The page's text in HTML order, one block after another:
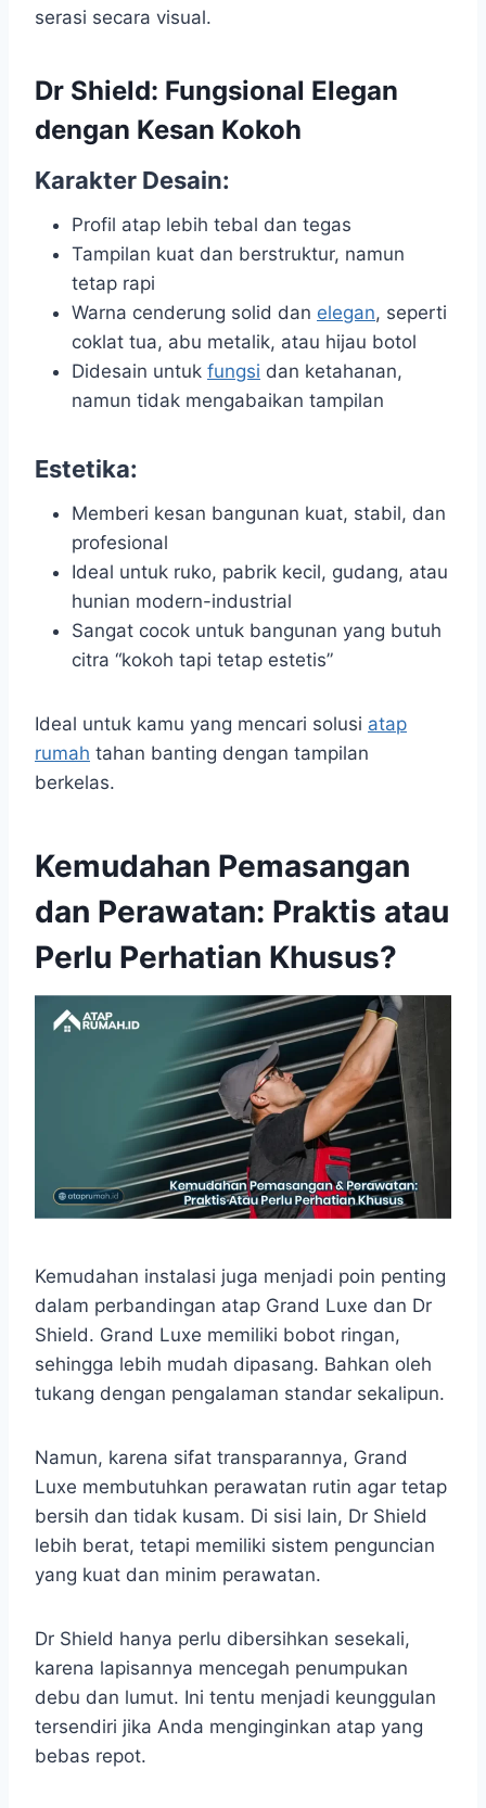
serasi secara visual.
Dr Shield: Fungsional Elegan
dengan Kesan Kokoh
Karakter Desain:
Profil atap lebih tebal dan tegas
Tampilan kuat dan berstruktur, namun
tetap rapi
Warna cenderung solid dan elegan, seperti
coklat tua, abu metalik, atau hijau botol
Didesain untuk fungsi dan ketahanan,
namun tidak mengabaikan tampilan
Estetika:
Memberi kesan bangunan kuat, stabil, dan
profesional
Ideal untuk ruko, pabrik kecil, gudang, atau
hunian modern-industrial
Sangat cocok untuk bangunan yang butuh
citra “kokoh tapi tetap estetis”
Ideal untuk kamu yang mencari solusi atap
rumah tahan banting dengan tampilan
berkelas.
Kemudahan Pemasangan
dan Perawatan: Praktis atau
Perlu Perhatian Khusus?
Kemudahan instalasi juga menjadi poin penting
dalam perbandingan atap Grand Luxe dan Dr
Shield. Grand Luxe memiliki bobot ringan,
sehingga lebih mudah dipasang. Bahkan oleh
tukang dengan pengalaman standar sekalipun.
Namun, karena sifat transparannya, Grand
Luxe membutuhkan perawatan rutin agar tetap
bersih dan tidak kusam. Di sisi lain, Dr Shield
lebih berat, tetapi memiliki sistem penguncian
yang kuat dan minim perawatan.
Dr Shield hanya perlu dibersihkan sesekali,
karena lapisannya mencegah penumpukan
debu dan lumut. Ini tentu menjadi keunggulan
tersendiri jika Anda menginginkan atap yang
bebas repot.